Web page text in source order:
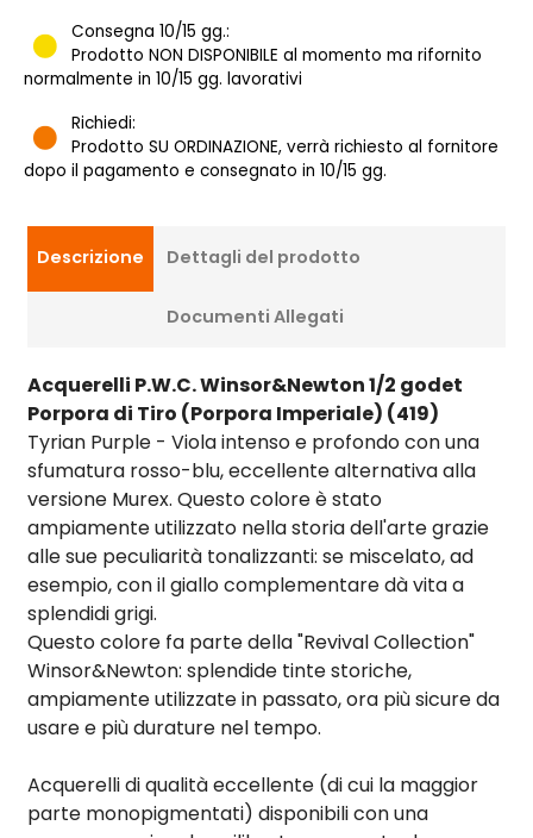
Consegna 10/15 gg.:
Prodotto NON DISPONIBILE al momento ma rifornito
normalmente in 10/15 gg. lavorativi
Richiedi:
Prodotto SU ORDINAZIONE, verrà richiesto al fornitore
dopo il pagamento e consegnato in 10/15 gg.
Descrizione Dettagli del prodotto
Documenti Allegati
Acquerelli P.W.C. Winsor&Newton 1/2 godet
Porpora di Tiro (Porpora Imperiale) (419)
Tyrian Purple - Viola intenso e profondo con una
sfumatura rosso-blu, eccellente alternativa alla
versione Murex. Questo colore è stato
ampiamente utilizzato nella storia dell'arte grazie
alle sue peculiarità tonalizzanti: se miscelato, ad
esempio, con il giallo complementare dà vita a
splendidi grigi.
Questo colore fa parte della "Revival Collection"
Winsor&Newton: splendide tinte storiche,
ampiamente utilizzate in passato, ora più sicure da
usare e più durature nel tempo.
Acquerelli di qualità eccellente (di cui la maggior
parte monopigmentati) disponibili con una